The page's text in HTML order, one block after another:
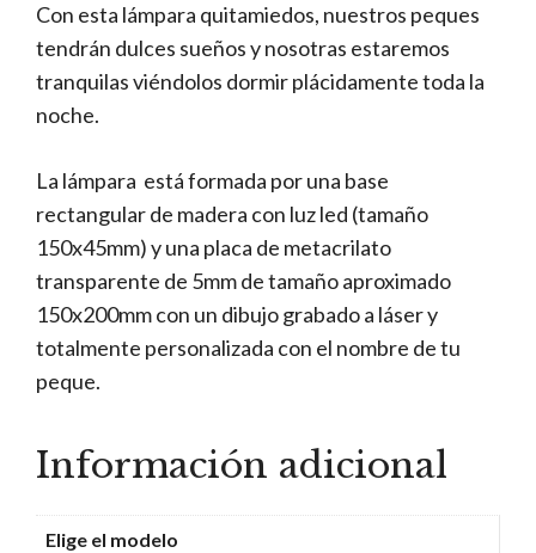
Con esta lámpara quitamiedos, nuestros peques
tendrán dulces sueños y nosotras estaremos
tranquilas viéndolos dormir plácidamente toda la
noche.
La lámpara está formada por una base
rectangular de madera con luz led (tamaño
150x45mm) y una placa de metacrilato
transparente de 5mm de tamaño aproximado
150x200mm con un dibujo grabado a láser y
totalmente personalizada con el nombre de tu
peque.
Información adicional
Elige el modelo